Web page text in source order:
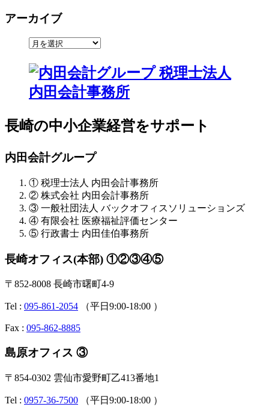
アーカイブ
長崎の中小企業経営をサポート
内田会計グループ
① 税理士法人 内田会計事務所
② 株式会社 内田会計事務所
③ 一般社団法人 バックオフィスソリューションズ
④ 有限会社 医療福祉評価センター
⑤ 行政書士 内田佳伯事務所
長崎オフィス(本部) ①②③④⑤
〒852-8008 長崎市曙町4-9
Tel : 095-861-2054 （平日9:00-18:00 ）
Fax : 095-862-8885
島原オフィス ③
〒854-0302 雲仙市愛野町乙413番地1
Tel : 0957-36-7500 （平日9:00-18:00 ）